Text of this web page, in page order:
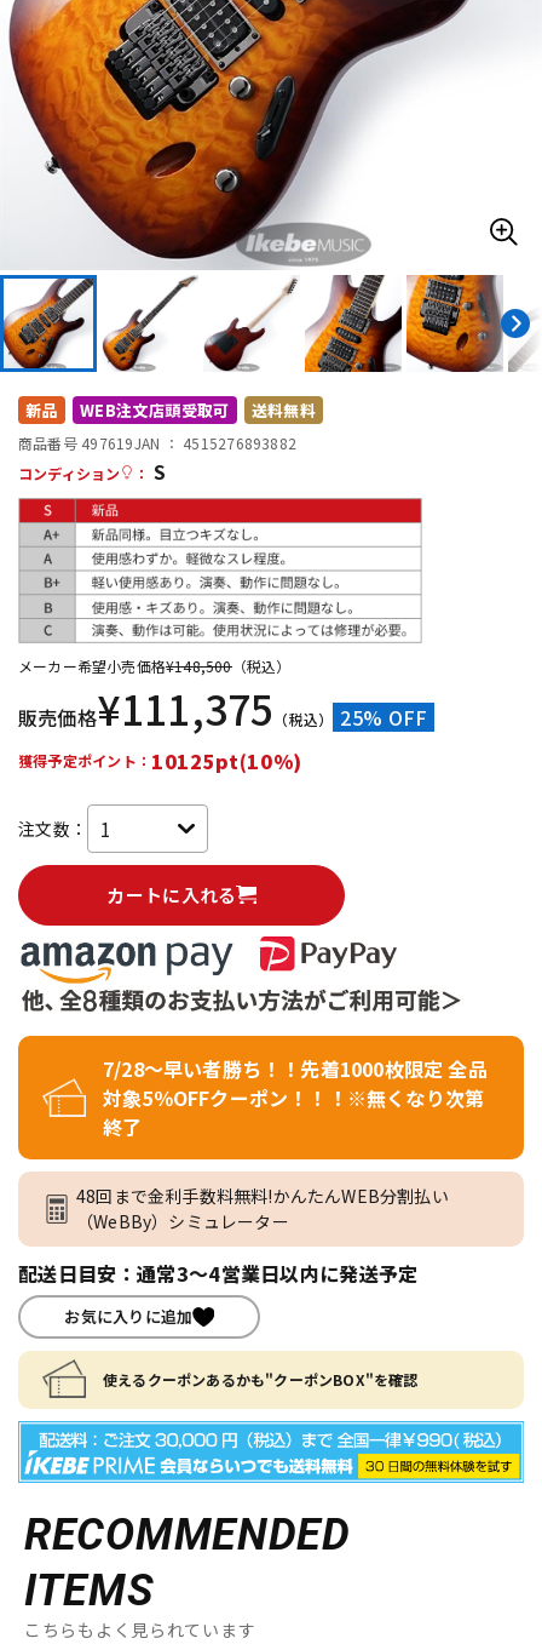
キーボード 電子ピアノ
管楽器
アンプ
DTM
配信/ライブ機器
中古
新品 WEB注文店頭受取可 送料無料
商品番号 497619JAN ： 4515276893882
コンディション
： S
メーカー希望小売価格¥148,500（税込）
販売価格¥111,375 （税込） 25% OFF
獲得予定ポイント： 10125pt(10%)
注文数：
カートに入れる
7/28～早い者勝ち！！先着1000枚限定 全品
対象5％OFFクーポン！！！※無くなり次第
終了
48回まで金利手数料無料!かんたんWEB分割払い
（WeBBy）シミュレーター
配送日目安：通常3～4営業日以内に発送予定
お気に入りに追加
使えるクーポンあるかも"クーポンBOX"を確認
RECOMMENDED
ITEMS
こちらもよく見られています